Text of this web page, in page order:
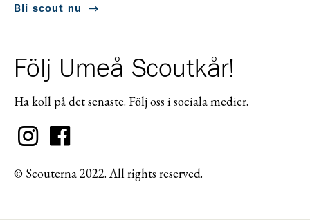
Bli scout nu
Följ Umeå Scoutkår!
Ha koll på det senaste. Följ oss i sociala medier.
© Scouterna 2022. All rights reserved.